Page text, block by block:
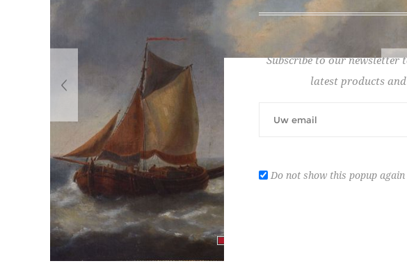
Subscribe to our newsletter
latest products
Do not show this popup again